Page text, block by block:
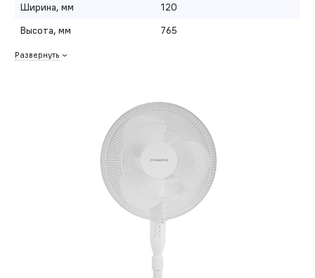
Ширина, мм
120
Высота, мм
765
Развернуть